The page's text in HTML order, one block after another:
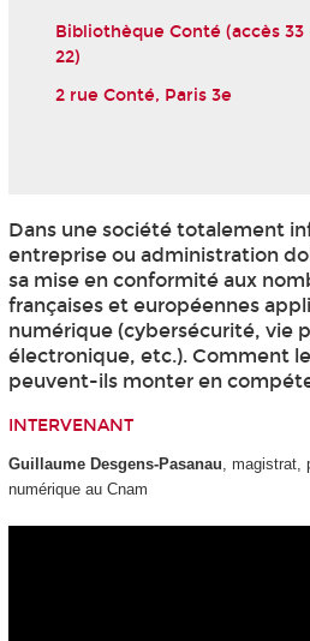
Bibliothèque Conté (accès
22)
2 rue Conté, Paris 3e
Dans une société totalement
entreprise ou administration
sa mise en conformité aux
françaises et européennes
numérique (cybersécurité, vie
électronique, etc.). Comment
peuvent-ils monter en
INTERVENANT
Guillaume Desgens-Pasanau, magistrat,
numérique au Cnam